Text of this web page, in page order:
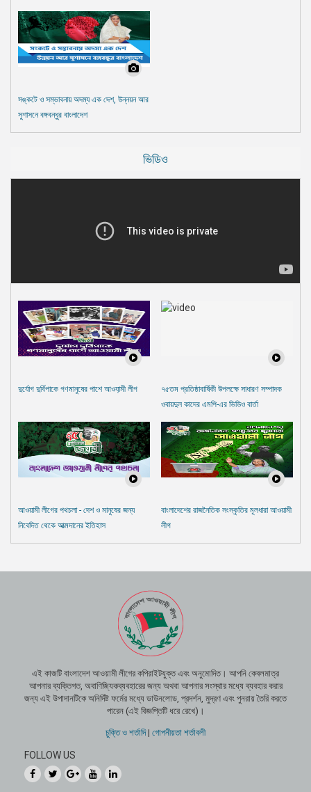
সঙ্কটে ও সম্ভাবনায় অদম্য এক দেশ, উন্নয়ন আর
সুশাসনে বঙ্গবন্ধুর বাংলাদেশ
ভিডিও
দুর্যোগ দুর্বিপাকে গণমানুষের পাশে আওযা়মী লীগ
৭৫তম প্রতিষ্ঠাবার্ষিকী উপলক্ষে সাধারণ সম্পাদক
ওবায়দুল কাদের এমপি-এর ভিডিও বার্তা
আওয়ামী লীগের পথচলা - দেশ ও মানুষের জন্য
নিবেদিত থেকে আত্মদানের ইতিহাস
বাংলাদেশের রাজনৈতিক সংস্কৃতির মূলধারা আওয়ামী
লীগ
এই কাজটি বাংলাদেশ আওয়ামী লীগের কপিরাইটযুক্ত এবং অনুমোদিত। আপনি কেবলমাত্র
আপনার ব্যক্তিগত, অবাণিজ্যিকব্যবহারের জন্য অথবা আপনার সংস্থার মধ্যে ব্যবহার করার
জন্য এই উপাদানটিকে অনির্দিষ্ট ফর্মের মধ্যে ডাউনলোড, প্রদর্শন, মুদ্রণ এবং পুনরায় তৈরি করতে
পারেন (এই বিজ্ঞপ্তিটি ধরে রেখে)।
চুক্তি ও শর্তাদি| গোপনীয়তা শর্তাবলী
FOLLOW US